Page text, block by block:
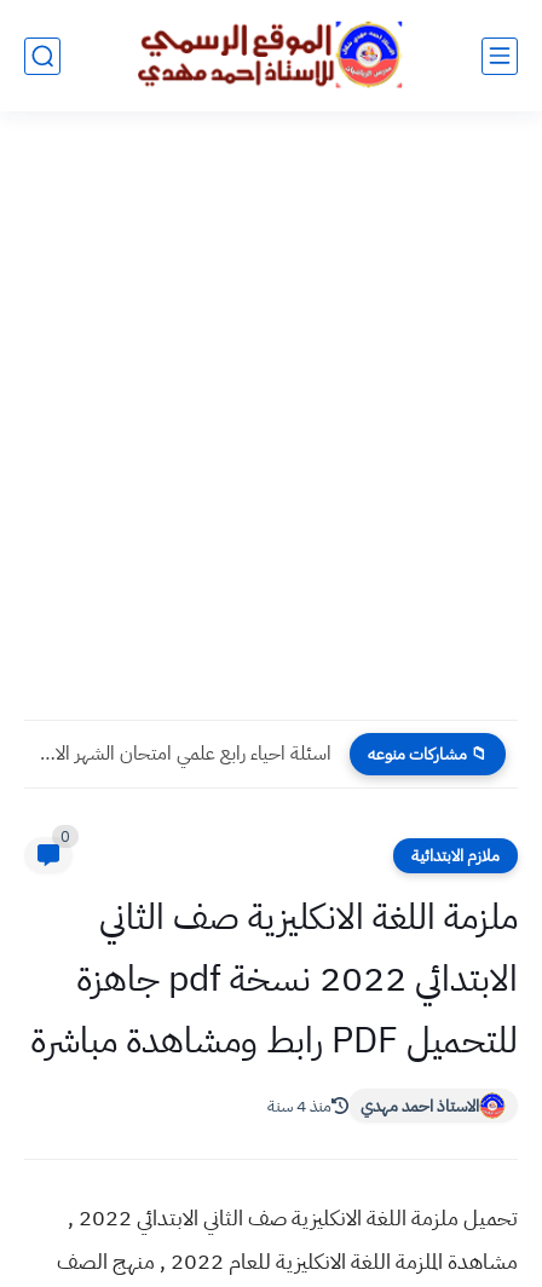
📁 مشاركات منوعه اسئلة احياء رابع علمي امتحان الشهر الاول صف الرابع العلمي
ملازم الابتدائية
0
ملزمة اللغة الانكليزية صف الثاني
الابتدائي 2022 نسخة pdf جاهزة
للتحميل PDF رابط ومشاهدة مباشرة
الاستاذ احمد مهدي منذ 4 سنة
تحميل ملزمة اللغة الانكليزية صف الثاني الابتدائي 2022 ,
مشاهدة الملزمة اللغة الانكليزية للعام 2022 , منهج الصف